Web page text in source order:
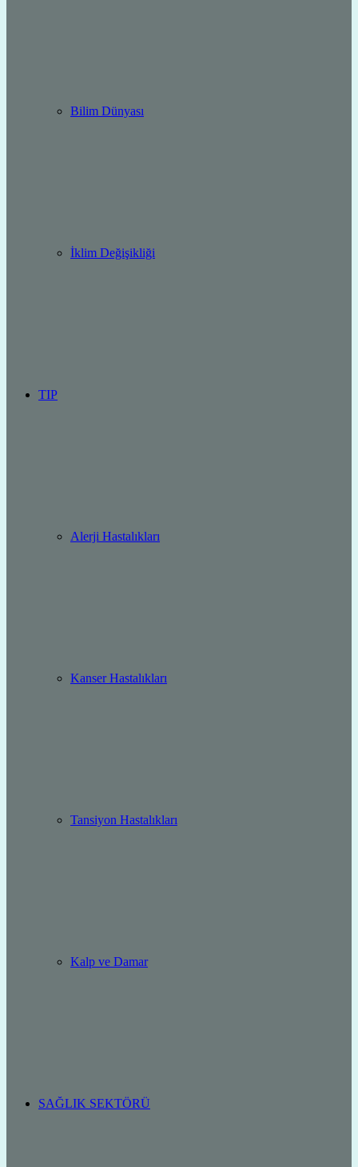
Bilim Dünyası
İklim Değişikliği
TIP
Alerji Hastalıkları
Kanser Hastalıkları
Tansiyon Hastalıkları
Kalp ve Damar
SAĞLIK SEKTÖRÜ